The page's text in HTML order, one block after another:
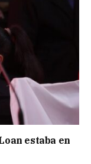
estaba en